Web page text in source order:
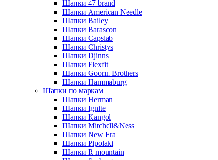
Шапки 47 brand
Шапки American Needle
Шапки Bailey
Шапки Barascon
Шапки Capslab
Шапки Christys
Шапки Djinns
Шапки Flexfit
Шапки Goorin Brothers
Шапки Hammaburg
Шапки по маркам
Шапки Herman
Шапки Ignite
Шапки Kangol
Шапки Mitchell&Ness
Шапки New Era
Шапки Pipolaki
Шапки R mountain